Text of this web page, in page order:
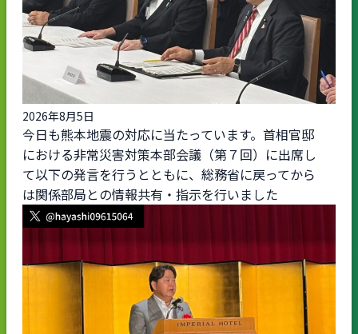
2026年8月5日
今日も熊本地震の対応に当たっています。首相官邸
における非常災害対策本部会議（第７回）に出席し
て以下の発言を行うとともに、総務省に戻ってから
は関係部局との情報共有・指示を行いました